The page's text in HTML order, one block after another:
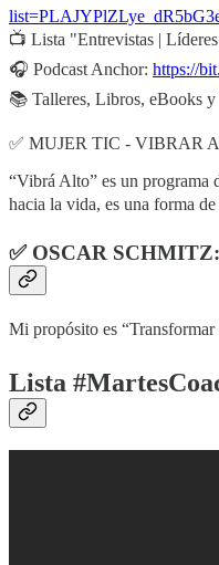
📺 Lista "Entrevistas |
🎧 Podcast Anchor: https://
📚 Talleres, Libros, eBooks y
✅ MUJER TIC - VIBRAR
“Vibrá Alto” es un programa
hacia la vida, es una forma
✅ OSCAR SCHMITZ:
Mi propósito es
Lista